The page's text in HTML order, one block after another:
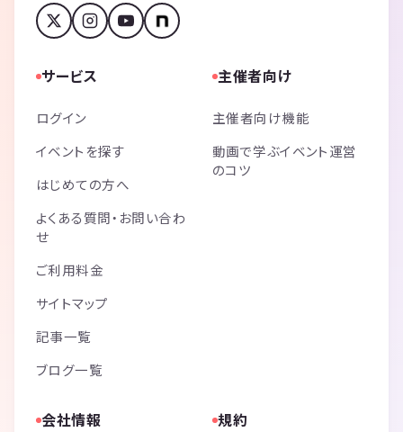
サービス
ログイン
イベントを探す
はじめての方へ
よくある質問・お問い合わ
せ
ご利用料金
サイトマップ
記事一覧
ブログ一覧
主催者向け
主催者向け機能
動画で学ぶイベント運営
のコツ
会社情報 規約